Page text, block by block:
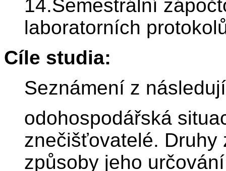
14.Semestrální
laboratorních
Cíle studia:
Seznámení z
odohospodářská
znečišťovatelé.
způsoby jeho